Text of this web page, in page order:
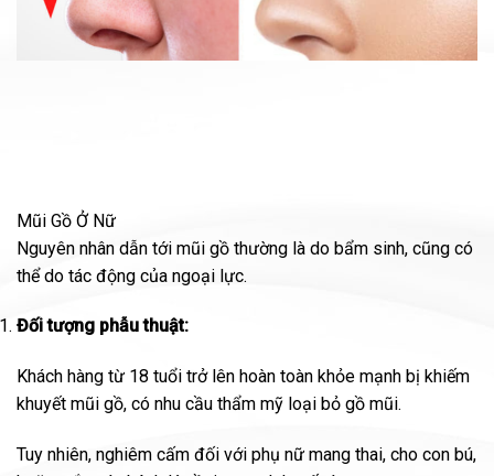
Mũi Gồ Ở Nữ
Nguyên nhân dẫn tới mũi gồ thường là do bẩm sinh, cũng có
thể do tác động của ngoại lực.
Đối tượng phẫu thuật:
Khách hàng từ 18 tuổi trở lên hoàn toàn khỏe mạnh bị khiếm
khuyết mũi gồ, có nhu cầu thẩm mỹ loại bỏ gồ mũi.
Tuy nhiên, nghiêm cấm đối với phụ nữ mang thai, cho con bú,